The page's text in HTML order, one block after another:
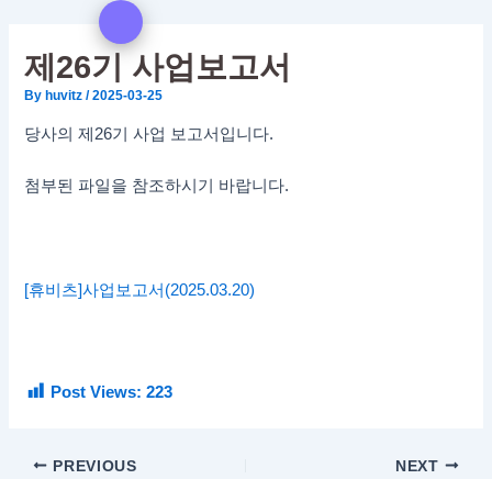
제26기 사업보고서
Byhuvitz/2025-03-25
당사의 제26기 사업 보고서입니다.
첨부된 파일을 참조하시기 바랍니다.
[휴비츠]사업보고서(2025.03.20)
Post Views: 223
PREVIOUS NEXT